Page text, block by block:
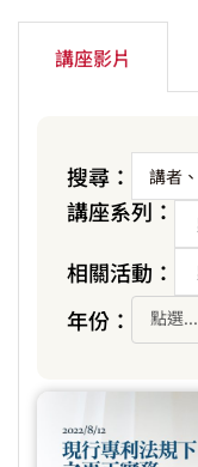
講座影片
搜尋：
講座系列：
相關活動：
年份：
點選...